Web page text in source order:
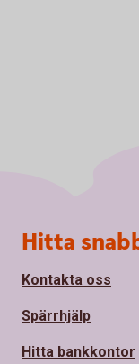
Sidfot
Hitta
Kontakta oss
Spärrhjälp
Hitta bankkontor